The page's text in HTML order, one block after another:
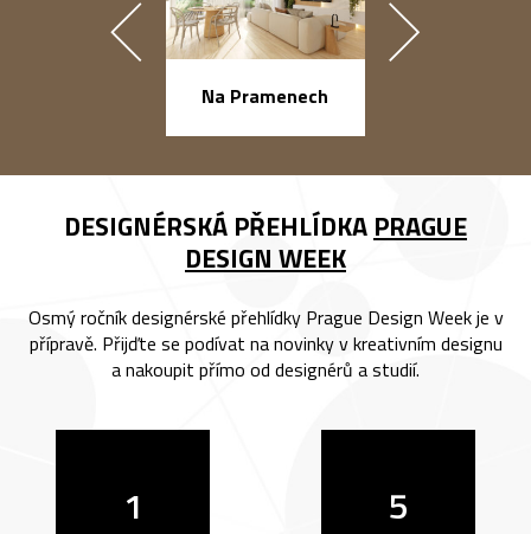
Na Pramenech
DESIGNÉRSKÁ PŘEHLÍDKA PRAGUE
DESIGN WEEK
Osmý ročník designérské přehlídky Prague Design Week je v
přípravě. Přijďte se podívat na novinky v kreativním designu
a nakoupit přímo od designérů a studií.
1 5